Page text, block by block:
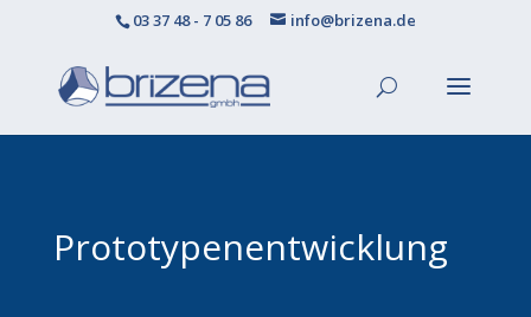
03 37 48 - 7 05 86 info@brizena.de
Prototypenentwicklung